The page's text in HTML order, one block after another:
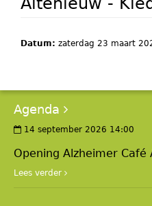
Datum: zaterdag 23 maart
Agenda
14 september 2026 14:00
Opening Alzheimer Café
Lees verder